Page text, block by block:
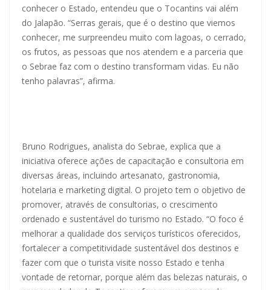
conhecer o Estado, entendeu que o Tocantins vai além
do Jalapão. “Serras gerais, que é o destino que viemos
conhecer, me surpreendeu muito com lagoas, o cerrado,
os frutos, as pessoas que nos atendem e a parceria que
o Sebrae faz com o destino transformam vidas. Eu não
tenho palavras”, afirma.
Bruno Rodrigues, analista do Sebrae, explica que a
iniciativa oferece ações de capacitação e consultoria em
diversas áreas, incluindo artesanato, gastronomia,
hotelaria e marketing digital. O projeto tem o objetivo de
promover, através de consultorias, o crescimento
ordenado e sustentável do turismo no Estado. “O foco é
melhorar a qualidade dos serviços turísticos oferecidos,
fortalecer a competitividade sustentável dos destinos e
fazer com que o turista visite nosso Estado e tenha
vontade de retornar, porque além das belezas naturais, o